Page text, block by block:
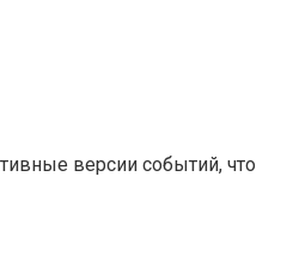
версии событий, что